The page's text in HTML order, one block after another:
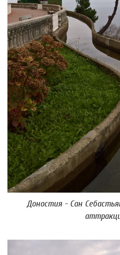
Доностия - Сан